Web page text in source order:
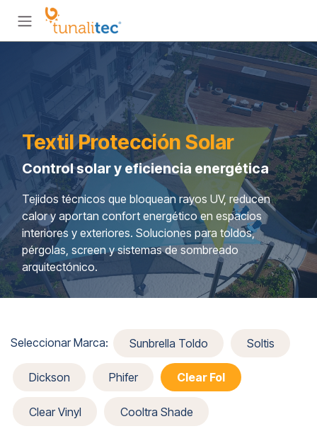
Ir al contenido
Textil Protección Solar
Control solar y eficiencia energética
Tejidos técnicos que bloquean rayos UV, reducen
calor y aportan confort energético en espacios
interiores y exteriores. Soluciones para toldos,
pérgolas, screen y sistemas de sombreado
arquitectónico.
Seleccionar Marca: Sunbrella Toldo Soltis
Dickson Phifer Clear Fol
Clear Vinyl Cooltra Shade